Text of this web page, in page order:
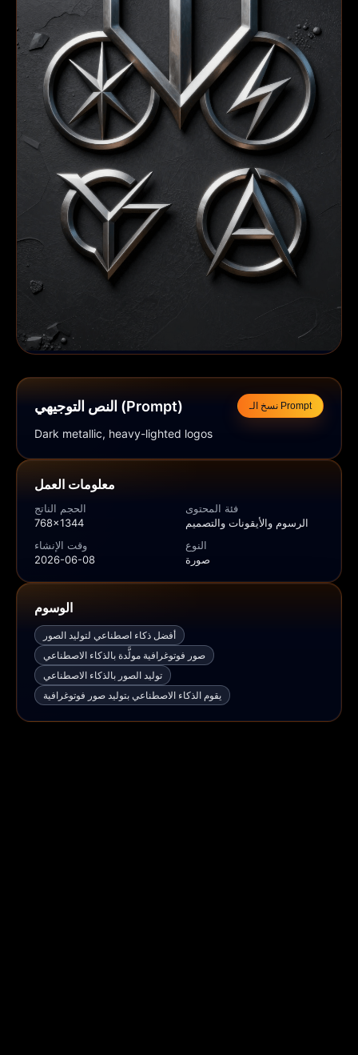
النص التوجيهي (Prompt) نسخ الـ Prompt
Dark metallic, heavy-lighted logos
معلومات العمل
الحجم الناتج
768x1344
فئة المحتوى
الرسوم والأيقونات والتصميم
وقت الإنشاء
2026-06-08
النوع
صورة
الوسوم
أفضل ذكاء اصطناعي لتوليد الصور
صور فوتوغرافية مولَّدة بالذكاء الاصطناعي
توليد الصور بالذكاء الاصطناعي
يقوم الذكاء الاصطناعي بتوليد صور فوتوغرافية